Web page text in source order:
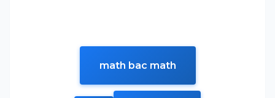
math bac math